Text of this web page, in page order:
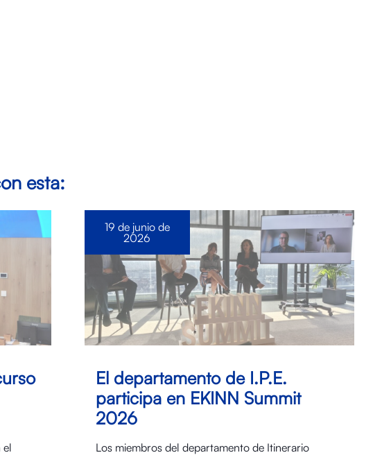
esta:
el
El departamento de I.P.E.
participa en EKINN Summit
2026
Los miembros del departamento de Itinerario
19 de junio de
2026